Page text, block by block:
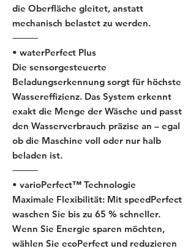
die Oberfläche gleitet, anstatt
mechanisch belastet zu werden.
⸻
• waterPerfect Plus
Die sensorgesteuerte
Beladungserkennung sorgt für höchste
Wassereffizienz. Das System erkennt
exakt die Menge der Wäsche und passt
den Wasserverbrauch präzise an – egal
ob die Maschine voll oder nur halb
beladen ist.
⸻
• varioPerfect™ Technologie
Maximale Flexibilität: Mit speedPerfect
waschen Sie bis zu 65 % schneller.
Wenn Sie Energie sparen möchten,
wählen Sie ecoPerfect und reduzieren